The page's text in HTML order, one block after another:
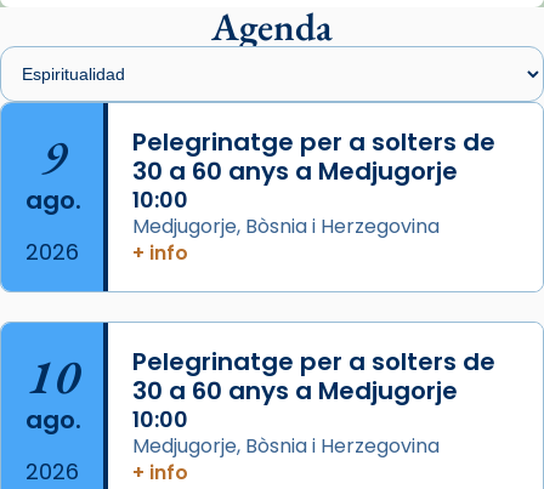
Arquebisbat de Barcelona
1 week ago
Memòria de les santes Juliana i
Semproniana, verges i màrtirs.
Acompanyant la història de sant Cugat, a
partir de l’Edat Mitjana sorgeix la tradició
que les santes Juliana (“relatiu a Júlia”) i
Semproniana (“relatiu a Semprònia =
eterna”) són deixebles seves. I l’any 1667, el
frare Joan Gaspar Roig, afirma en una obra
que les santes són filles de l’antiga Iluro.
Mataró en reivindicarà les relíq
...Ver más
Agenda
9
ago.
2026
Pelegrinatge per a solters de
30 a 60 anys a Medjugorje
10:00
Medjugorje, Bòsnia i Herzegovina
+ info
10
ago.
2026
Pelegrinatge per a solters de
30 a 60 anys a Medjugorje
10:00
Medjugorje, Bòsnia i Herzegovina
+ info